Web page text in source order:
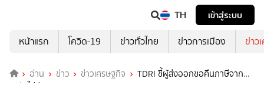
TH
เข้าสู่ระบบ
หน้าแรก
โควิด-19 ข่าวทั่วไทย ข่าวการเมือง ข่าว
อ่าน ข่าว ข่าวเศรษฐกิจ
TDRI ชี้ผู้ส่งออกขอคืนภาษีจาก
สหรัฐไม่ง่าย